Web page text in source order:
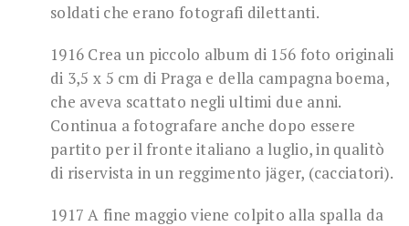
soldati che erano fotografi dilettanti.
1916 Crea un piccolo album di 156 foto originali
di 3,5 x 5 cm di Praga e della campagna boema,
che aveva scattato negli ultimi due anni.
Continua a fotografare anche dopo essere
partito per il fronte italiano a luglio, in qualitò
di riservista in un reggimento jäger, (cacciatori).
1917 A fine maggio viene colpito alla spalla da